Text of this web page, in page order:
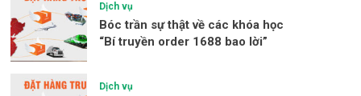
Dịch vụ
Bóc trần sự thật về các khóa học
“Bí truyền order 1688 bao lời”
Dịch vụ